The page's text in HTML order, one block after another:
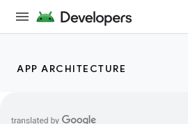
APP ARCHITECTURE